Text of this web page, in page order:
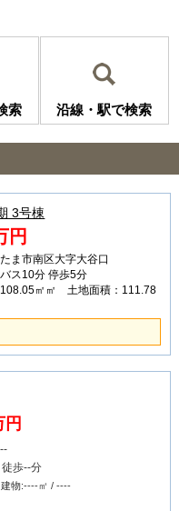
索 沿線・駅で検索
3号棟
円
ま市南区大字大谷口
ス10分 停歩5分
㎡㎡ 土地面積：111.78
円
歩--分
物:----㎡ / ----